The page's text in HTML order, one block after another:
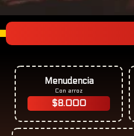
Menudencia
Con arroz
$8.000